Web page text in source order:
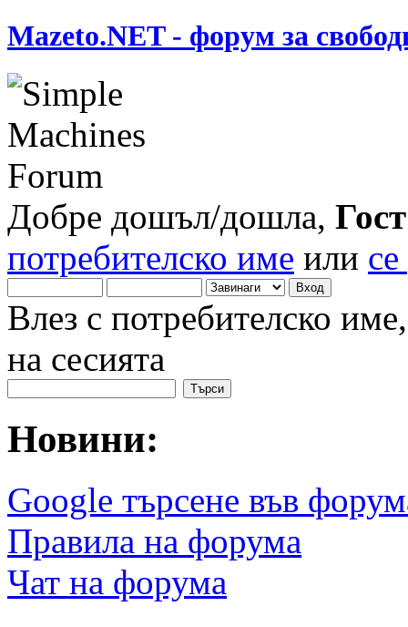
Mazeto.NET - форум за
Добре дошъл/дошла, Гост
потребителско име или
Влез с потребителско
на сесията
Новини:
Google търсене във
Правила на форума
Чат на форума